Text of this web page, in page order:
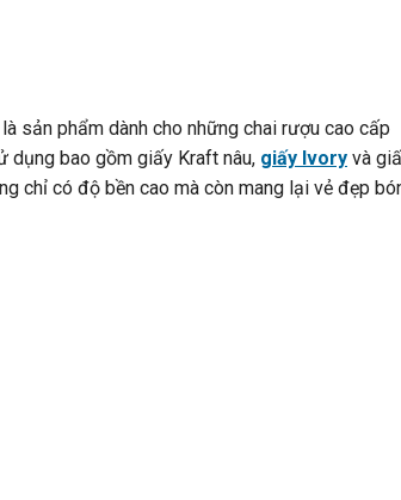
sản phẩm dành cho những chai rượu cao cấp
bao gồm giấy Kraft nâu, giấy Ivory và
chỉ có độ bền cao mà còn mang lại vẻ đẹp